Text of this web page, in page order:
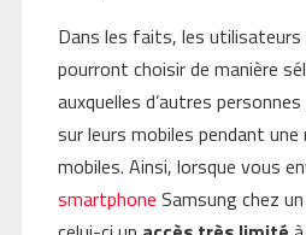
Dans les faits, les utilisateurs
pourront choisir de manière
auxquelles d’autres
sur leurs mobiles pendant
mobiles. Ainsi, lorsque vous
smartphone Samsung chez